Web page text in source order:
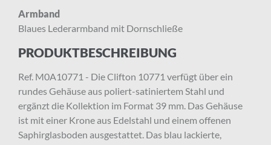
Armband
Blaues Lederarmband mit Dornschließe
PRODUKTBESCHREIBUNG
Ref. M0A10771 - Die Clifton 10771 verfügt über ein
rundes Gehäuse aus poliert-satiniertem Stahl und
ergänzt die Kollektion im Format 39 mm. Das Gehäuse
ist mit einer Krone aus Edelstahl und einem offenen
Saphirglasboden ausgestattet. Das blau lackierte,
ANMELDUNG ZUM
NEWSLETTER
Melden Sie sich zu unserem Newsletter an.